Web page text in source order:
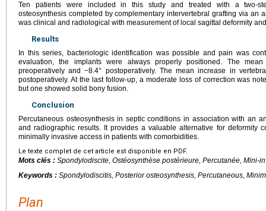
Ten patients were included in this study and treated with a two-
osteosynthesis completed by complementary intervertebral grafting via an
was clinical and radiological with measurement of local sagittal deformity
Results
In this series, bacteriologic identification was possible and pain was
evaluation, the implants were always properly positioned. The
preoperatively and −8.4° postoperatively. The mean increase in
postoperatively. At the last follow-up, a moderate loss of correction was
but one showed solid bony fusion.
Conclusion
Percutaneous osteosynthesis in septic conditions in association with an
and radiographic results. It provides a valuable alternative for deformity
minimally invasive access in patients with comorbidities.
Le texte complet de cet article est disponible en PDF.
Mots clés : Spondylodiscite, Ostéosynthèse postérieure, Percutanée, Mini-
Keywords : Spondylodiscitis, Posterior osteosynthesis, Percutaneous,
Plan